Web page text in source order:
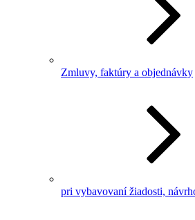
Zmluvy, faktúry a objednávky
pri vybavovaní žiadosti,